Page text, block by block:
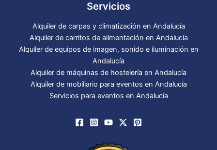
Servicios
Alquiler de carpas y climatización en Andalucía
Alquiler de carritos de alimentación en Andalucía
Alquiler de equipos de imagen, sonido e iluminación en
Andalucía
Alquiler de máquinas de hostelería en Andalucía
Alquiler de mobiliario para eventos en Andalucía
Servicios para eventos en Andalucía